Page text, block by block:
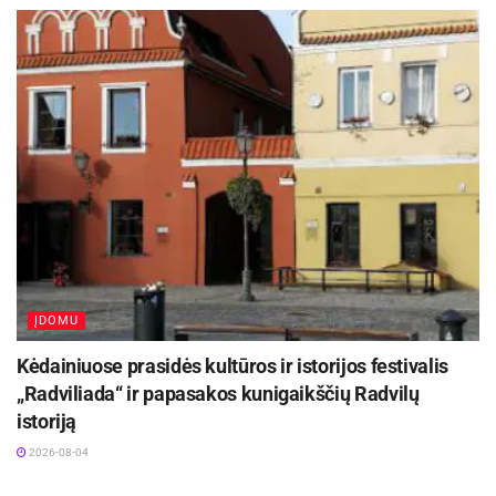
Šaltinis: Kauno miesto savivaldybė
Žymos: Kauno miesto savivaldybė
ĮDOMU
Kėdainiuose prasidės kultūros ir istorijos festivalis
„Radviliada“ ir papasakos kunigaikščių Radvilų
istoriją
2026-08-04